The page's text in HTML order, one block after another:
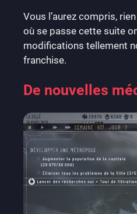
Vous l’aurez compris,
où se passe cette suite
modifications tellement
franchise.
De nouvelles